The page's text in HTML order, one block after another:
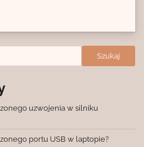
Szukaj
uzwojenia w silniku
portu USB w laptopie?